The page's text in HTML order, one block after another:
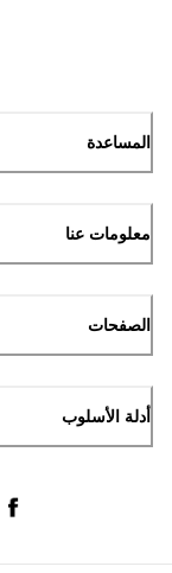
المساعدة
معلومات عنا
الصفحات
أدلة الأسلوب